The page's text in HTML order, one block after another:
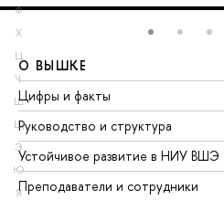
Ф
Х
Ц
Ч
Ш
Щ
Э
Ю
Я
О ВЫШКЕ
Цифры и факты
Руководство и структура
Устойчивое развитие в НИУ ВШЭ
Преподаватели и сотрудники